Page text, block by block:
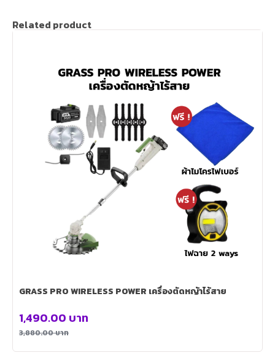
Related product
GRASS PRO WIRELESS POWER เครื่องตัดหญ้าไร้สาย
3,880.00บาท
1,490.00 บาท